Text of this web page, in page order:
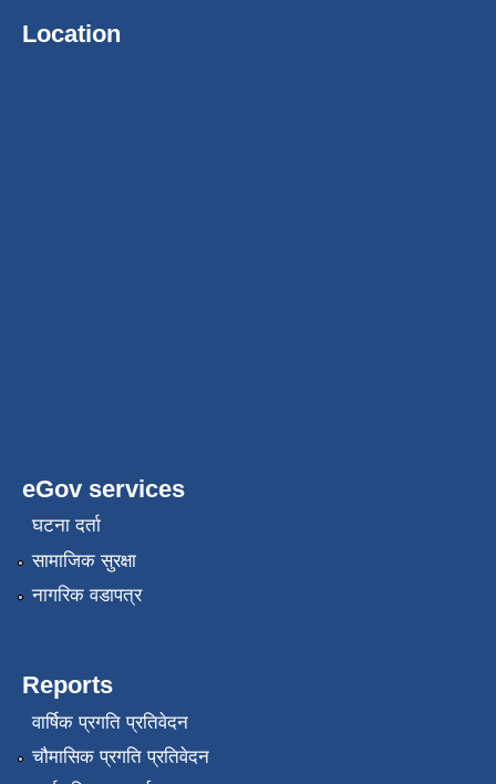
Location
eGov services
घटना दर्ता
सामाजिक सुरक्षा
नागरिक वडापत्र
Reports
वार्षिक प्रगति प्रतिवेदन
चौमासिक प्रगति प्रतिवेदन